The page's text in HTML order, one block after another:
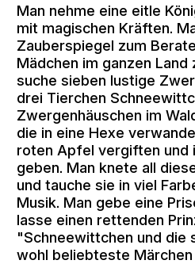
Man nehme eine eitle
mit magischen Kräften.
Zauberspiegel zum
Mädchen im ganzen
suche sieben lustige
drei Tierchen
Zwergenhäuschen im
die in eine Hexe
roten Apfel vergiften und
geben. Man knete all
und tauche sie in viel
Musik. Man gebe eine
lasse einen rettenden
"Schneewittchen und die
wohl beliebteste